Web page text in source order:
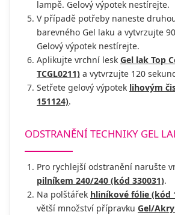
lampě. Gelový výpotek nestírejte.
V případě potřeby naneste
barevného Gel laku a vytvrzujte
Gelový výpotek nestírejte.
Aplikujte vrchní lesk Gel lak Top
TCGL0211) a vytvrzujte 120
Setřete gelový výpotek lihovým
151124).
ODSTRANĚNÍ TECHNIKY GEL
Pro rychlejší odstranění narušte
pilníkem 240/240 (kód 330031).
Na polštářek hliníkové fólie (kód
větší množství přípravku Gel/